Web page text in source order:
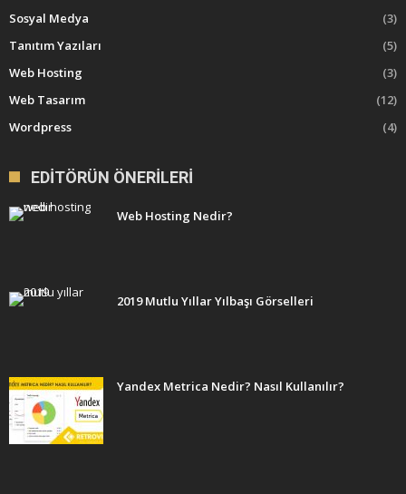
Sosyal Medya
(3)
Tanıtım Yazıları
(5)
Web Hosting
(3)
Web Tasarım
(12)
Wordpress
(4)
EDITÖRÜN ÖNERILERI
Web Hosting Nedir?
2019 Mutlu Yıllar Yılbaşı Görselleri
Yandex Metrica Nedir? Nasıl Kullanılır?